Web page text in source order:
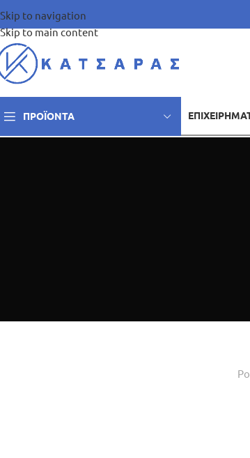
Skip to navigation
Skip to main content
ΠΡΟΪΌΝΤΑ